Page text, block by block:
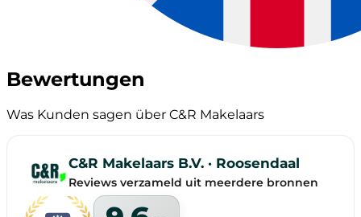
Bewertungen
Was Kunden sagen über C&R Makelaars